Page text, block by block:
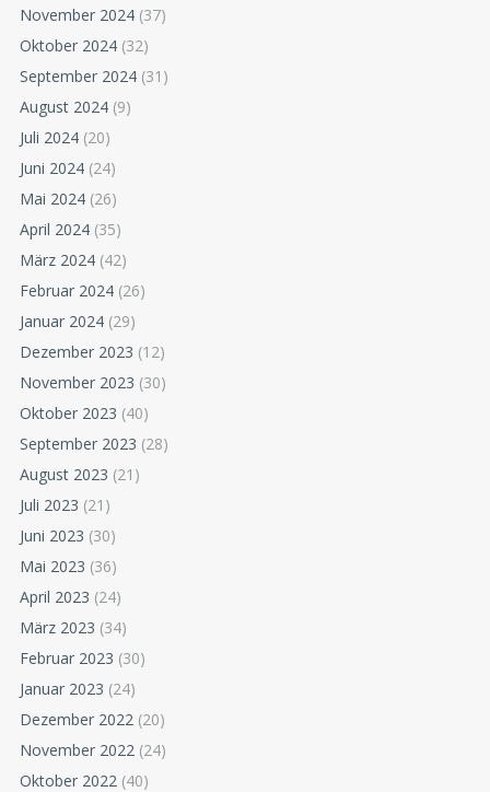
November 2024 (37)
Oktober 2024 (32)
September 2024 (31)
August 2024 (9)
Juli 2024 (20)
Juni 2024 (24)
Mai 2024 (26)
April 2024 (35)
März 2024 (42)
Februar 2024 (26)
Januar 2024 (29)
Dezember 2023 (12)
November 2023 (30)
Oktober 2023 (40)
September 2023 (28)
August 2023 (21)
Juli 2023 (21)
Juni 2023 (30)
Mai 2023 (36)
April 2023 (24)
März 2023 (34)
Februar 2023 (30)
Januar 2023 (24)
Dezember 2022 (20)
November 2022 (24)
Oktober 2022 (40)